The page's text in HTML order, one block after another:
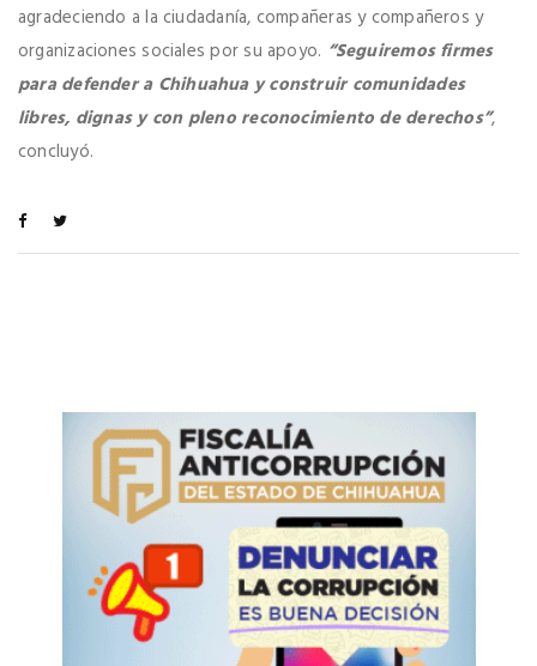
agradeciendo a la ciudadanía, compañeras y compañeros y
organizaciones sociales por su apoyo. “Seguiremos firmes
para defender a Chihuahua y construir comunidades
libres, dignas y con pleno reconocimiento de derechos”,
concluyó.